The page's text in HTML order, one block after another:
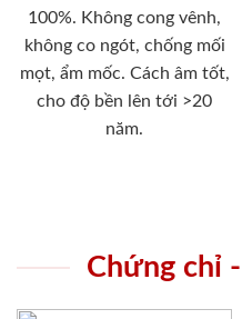
100%. Không cong vênh,
không co ngót, chống mối
mọt, ẩm mốc. Cách âm tốt,
cho độ bền lên tới >20
năm.
Chứng chỉ